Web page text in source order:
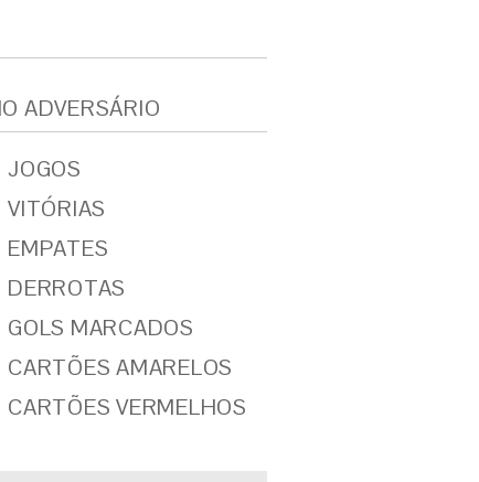
ADVERSÁRIO
JOGOS
VITÓRIAS
EMPATES
DERROTAS
GOLS MARCADOS
CARTÕES AMARELOS
CARTÕES VERMELHOS